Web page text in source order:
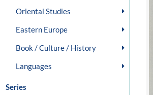
Oriental Studies
Eastern Europe
Book / Culture / History
Languages
Series